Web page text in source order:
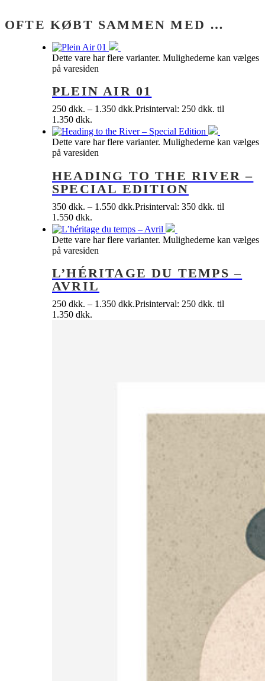
OFTE KØBT SAMMEN MED …
Dette vare har flere varianter. Mulighederne kan vælges
på varesiden
PLEIN AIR 01
250 dkk. – 1.350 dkk.Prisinterval: 250 dkk. til
1.350 dkk.
Dette vare har flere varianter. Mulighederne kan vælges
på varesiden
HEADING TO THE RIVER –
SPECIAL EDITION
350 dkk. – 1.550 dkk.Prisinterval: 350 dkk. til
1.550 dkk.
Dette vare har flere varianter. Mulighederne kan vælges
på varesiden
L’HÉRITAGE DU TEMPS –
AVRIL
250 dkk. – 1.350 dkk.Prisinterval: 250 dkk. til
1.350 dkk.